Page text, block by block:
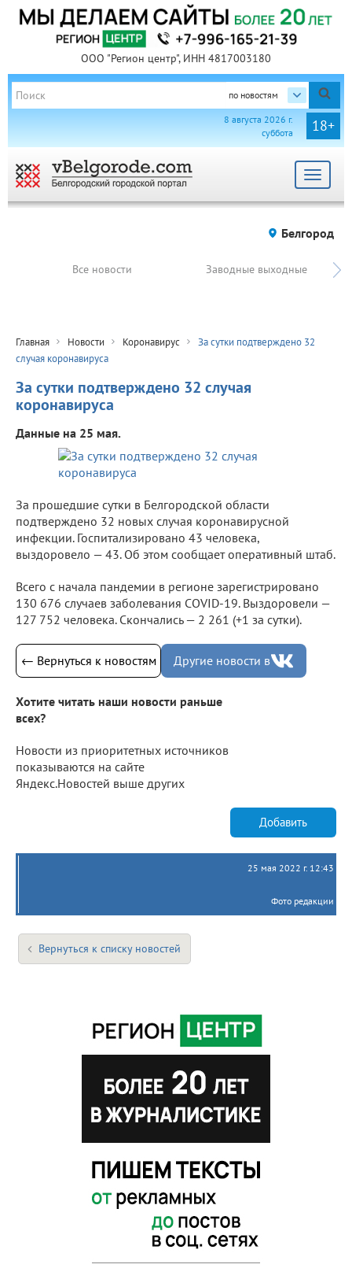
ООО "Регион центр", ИНН 4817003180
по новостям
18+
8 августа 2026 г.
суббота
Toggle
Белгород
Все новости Заводные выходные
Главная Новости Коронавирус
За сутки подтверждено 32
случая коронавируса
За сутки подтверждено 32 случая
коронавируса
Данные на 25 мая.
За прошедшие сутки в Белгородской области
подтверждено 32 новых случая коронавирусной
инфекции. Госпитализировано 43 человека,
выздоровело — 43. Об этом сообщает оперативный штаб.
Всего с начала пандемии в регионе зарегистрировано
130 676 случаев заболевания COVID-19. Выздоровели —
127 752 человека. Скончались — 2 261 (+1 за сутки).
← Вернуться к новостям Другие новости в
Хотите читать наши новости раньше
всех?
Новости из приоритетных источников
показываются на сайте
Яндекс.Новостей выше других
Добавить
25 мая 2022 г. 12:43
Фото редакции
Вернуться к списку новостей